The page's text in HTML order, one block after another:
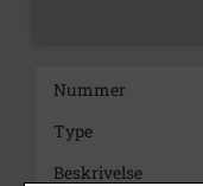
Nummer
Type
Beskrivelse